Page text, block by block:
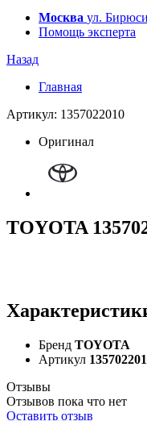
Москва ул.
Помощь эксперта
Назад
Главная
Артикул: 1357022010
Оригинал
TOYOTA
Бренд TOYOTA
Артикул
Отзывы
Отзывов пока что нет
Оставить отзыв